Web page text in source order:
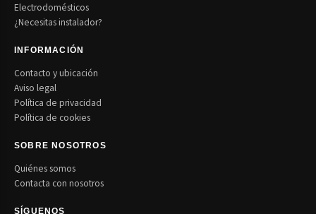
Electrodomésticos
¿Necesitas instalador?
INFORMACIÓN
Contacto y ubicación
Aviso legal
Política de privacidad
Política de cookies
SOBRE NOSOTROS
Quiénes somos
Contacta con nosotros
SÍGUENOS